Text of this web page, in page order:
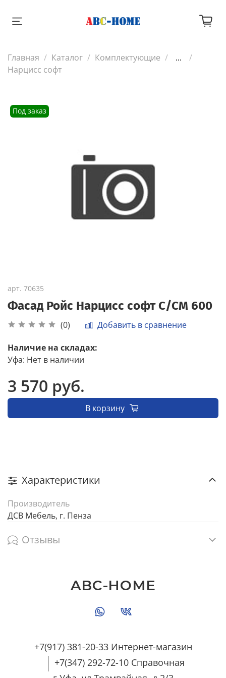
Главная Каталог Комплектующие
...
Нарцисс софт
Под заказ
арт. 70635
Фасад Ройс Нарцисс софт С/СМ 600
(0) Добавить в сравнение
Наличие на складах:
Уфа: Нет в наличии
3 570 руб.
В корзину
Характеристики
Производитель
ДСВ Мебель, г. Пенза
Отзывы
+7(917) 381-20-33 Интернет-магазин
+7(347) 292-72-10 Справочная
ABC-HOME